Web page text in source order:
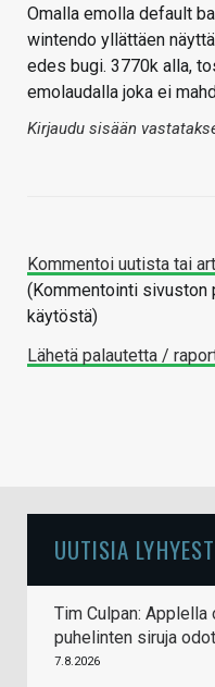
Omalla emolla default
wintendo yllättäen
edes bugi. 3770k alla,
emolaudalla joka ei
Kirjaudu sisään
Kommentoi uutista tai
(Kommentointi
käytöstä)
Lähetä palautetta /
UUTISIA
Tim Culpan:
puhelinten siruja
7.8.2026